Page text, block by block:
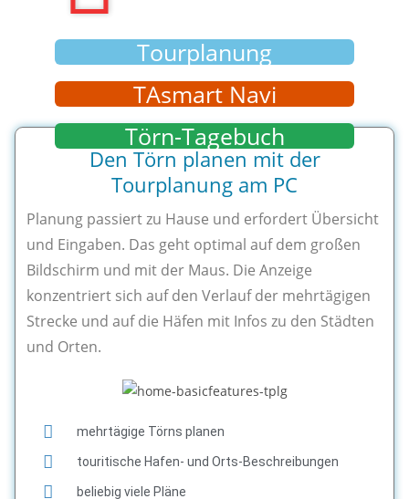
Tourplanung
TAsmart Navi
Törn-Tagebuch
Den Törn planen mit der
Tourplanung am PC
Planung passiert zu Hause und erfordert Übersicht
und Eingaben. Das geht optimal auf dem großen
Bildschirm und mit der Maus. Die Anzeige
konzentriert sich auf den Verlauf der mehrtägigen
Strecke und auf die Häfen mit Infos zu den Städten
und Orten.
mehrtägige Törns planen
touritische Hafen- und Orts-Beschreibungen
beliebig viele Pläne